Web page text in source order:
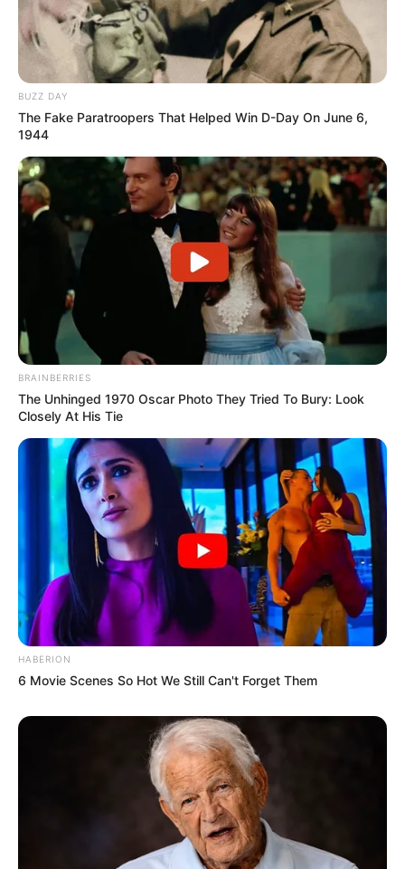
BUZZ DAY
The Fake Paratroopers That Helped Win D-Day On June 6,
1944
BRAINBERRIES
The Unhinged 1970 Oscar Photo They Tried To Bury: Look
Closely At His Tie
HABERION
6 Movie Scenes So Hot We Still Can't Forget Them